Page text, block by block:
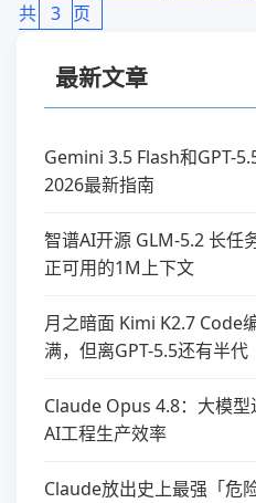
共 3 页
最新文章
Gemini 3.5 Flash和GPT-
2026最新指南
智谱AI开源 GLM-5.2 长任
正可用的1M上下文
月之暗面 Kimi K2.7 Code
满，但离GPT-5.5还有半代
Claude Opus 4.8：大模
AI工程生产效率
Claude放出史上最强「危